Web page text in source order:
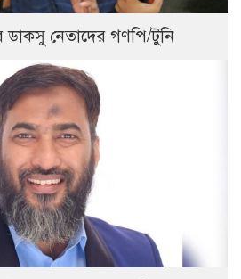
ডাকসু নেতাদের গণপি/টুনি